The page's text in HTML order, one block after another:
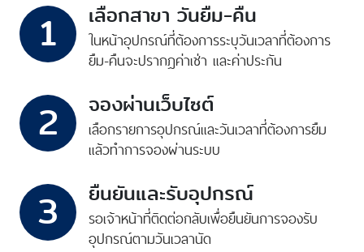
1 เลือกสาขา วันยืม-คืน
ในหน้าอุปกรณ์ที่ต้องการระบุวันเวลาที่ต้องการ
ยืม-คืนจะปรากฎค่าเช่า และค่าประกัน
2 จองผ่านเว็บไซต์
เลือกรายการอุปกรณ์และวันเวลาที่ต้องการยืม
แล้วทำการจองผ่านระบบ
3 ยืนยันและรับอุปกรณ์
รอเจ้าหน้าที่ติดต่อกลับเพื่อยืนยันการจองรับ
อุปกรณ์ตามวันเวลานัด